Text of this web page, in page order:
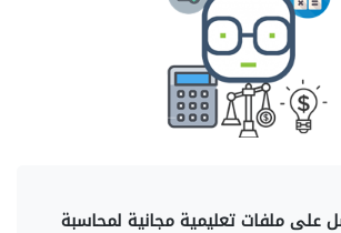
على ملفات تعليمية مجانية لمحاسبة